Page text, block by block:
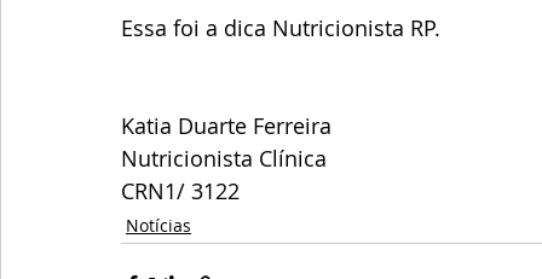
Essa foi a dica Nutricionista RP.
Katia Duarte Ferreira
Nutricionista Clínica
CRN1/ 3122
Notícias